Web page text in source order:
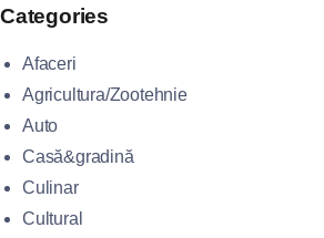
Categories
Afaceri
Agricultura/Zootehnie
Auto
Casă&gradină
Culinar
Cultural